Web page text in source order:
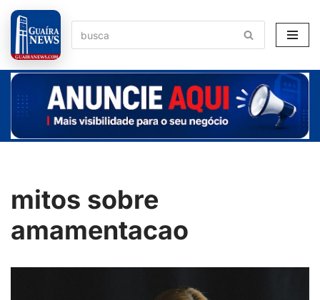
Pular
para
o
conteúdo
mitos sobre
amamentacao